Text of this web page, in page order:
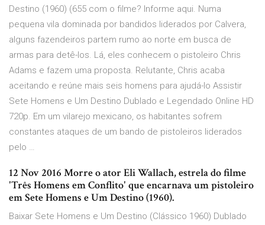
Destino (1960) (655 com o filme? Informe aqui. Numa
pequena vila dominada por bandidos liderados por Calvera,
alguns fazendeiros partem rumo ao norte em busca de
armas para detê-los. Lá, eles conhecem o pistoleiro Chris
Adams e fazem uma proposta. Relutante, Chris acaba
aceitando e reúne mais seis homens para ajudá-lo Assistir
Sete Homens e Um Destino Dublado e Legendado Online HD
720p. Em um vilarejo mexicano, os habitantes sofrem
constantes ataques de um bando de pistoleiros liderados
pelo …
12 Nov 2016 Morre o ator Eli Wallach, estrela do filme
'Três Homens em Conflito' que encarnava um pistoleiro
em Sete Homens e Um Destino (1960).
Baixar Sete Homens e Um Destino (Clássico 1960) Dublado